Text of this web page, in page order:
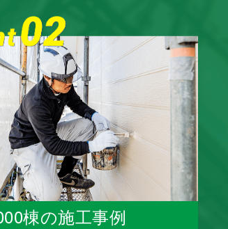
棟の施工事例